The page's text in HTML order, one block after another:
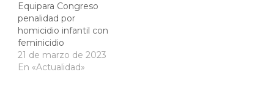
Equipara Congreso
penalidad por
homicidio infantil con
feminicidio
21 de marzo de 2023
En «Actualidad»